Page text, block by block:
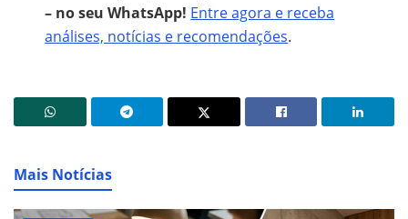
– no seu WhatsApp! Entre agora e receba
análises, notícias e recomendações.
Mais Notícias